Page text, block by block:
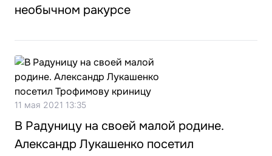
необычном ракурсе
11 мая 2021 13:35
В Радуницу на своей малой родине.
Александр Лукашенко посетил